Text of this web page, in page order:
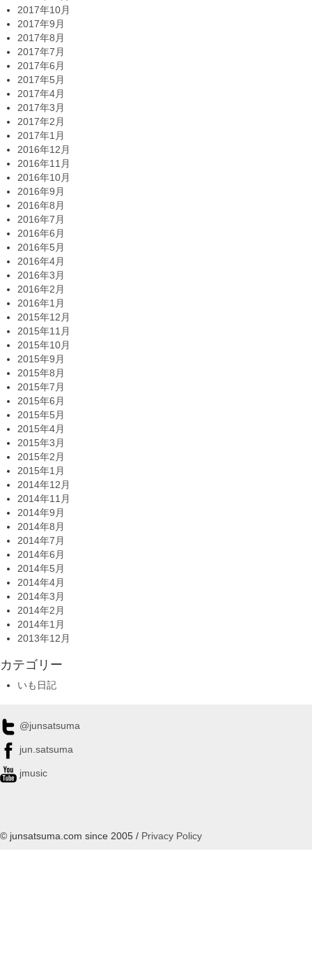
2017年10月
2017年9月
2017年8月
2017年7月
2017年6月
2017年5月
2017年4月
2017年3月
2017年2月
2017年1月
2016年12月
2016年11月
2016年10月
2016年9月
2016年8月
2016年7月
2016年6月
2016年5月
2016年4月
2016年3月
2016年2月
2016年1月
2015年12月
2015年11月
2015年10月
2015年9月
2015年8月
2015年7月
2015年6月
2015年5月
2015年4月
2015年3月
2015年2月
2015年1月
2014年12月
2014年11月
2014年9月
2014年8月
2014年7月
2014年6月
2014年5月
2014年4月
2014年3月
2014年2月
2014年1月
2013年12月
カテゴリー
いも日記
@junsatsuma
jun.satsuma
jmusic
© junsatsuma.com since 2005 / Privacy Policy